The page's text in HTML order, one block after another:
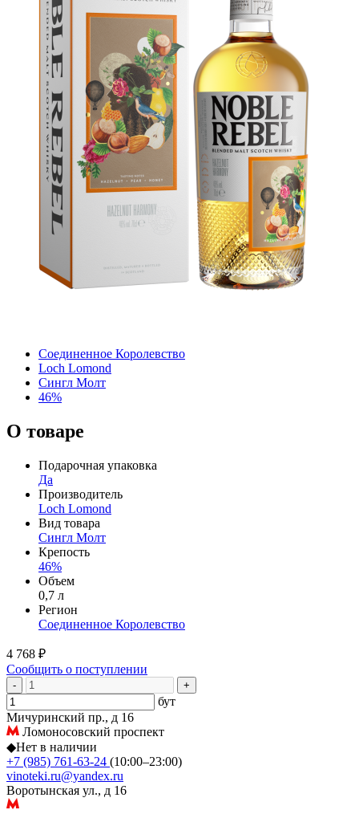
Соединенное Королевство
Loch Lomond
Сингл Молт
46%
О товаре
Подарочная упаковка
Да
Производитель
Loch Lomond
Вид товара
Сингл Молт
Крепость
46%
Объем
0,7 л
Регион
Соединенное Королевство
4 768 ₽
Сообщить о поступлении
- +
бут
Мичуринский пр., д 16
Ломоносовский проспект
◆Нет в наличии
+7 (985) 761-63-24 (10:00–23:00)
vinoteki.ru@yandex.ru
Воротынская ул., д 16